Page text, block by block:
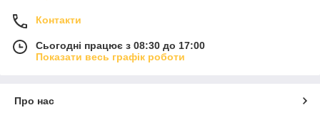
Контакти
Сьогодні працює з 08:30 до 17:00
Показати весь графік роботи
Про нас